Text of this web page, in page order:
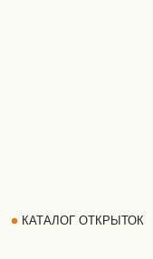
КАТАЛОГ ОТКРЫТОК